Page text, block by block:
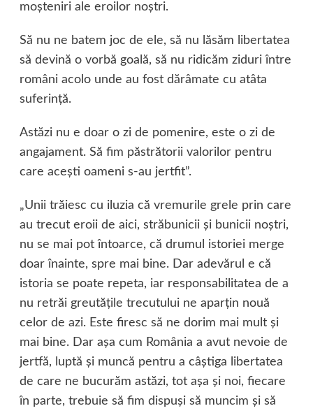
moşteniri ale eroilor noştri.
Să nu ne batem joc de ele, să nu lăsăm libertatea
să devină o vorbă goală, să nu ridicăm ziduri între
români acolo unde au fost dărâmate cu atâta
suferinţă.
Astăzi nu e doar o zi de pomenire, este o zi de
angajament. Să fim păstrătorii valorilor pentru
care aceşti oameni s-au jertfit”.
„Unii trăiesc cu iluzia că vremurile grele prin care
au trecut eroii de aici, străbunicii şi bunicii noştri,
nu se mai pot întoarce, că drumul istoriei merge
doar înainte, spre mai bine. Dar adevărul e că
istoria se poate repeta, iar responsabilitatea de a
nu retrăi greutăţile trecutului ne aparţin nouă
celor de azi. Este firesc să ne dorim mai mult şi
mai bine. Dar aşa cum România a avut nevoie de
jertfă, luptă şi muncă pentru a câştiga libertatea
de care ne bucurăm astăzi, tot aşa şi noi, fiecare
în parte, trebuie să fim dispuşi să muncim şi să